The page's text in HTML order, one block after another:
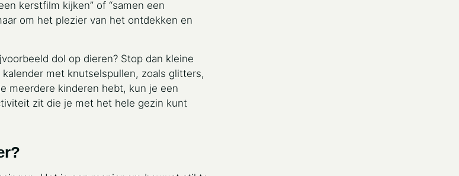
kerstfilm kijken” of “samen een
om het plezier van het ontdekken en
dol op dieren? Stop dan kleine
met knutselspullen, zoals glitters,
meerdere kinderen hebt, kun je een
zit die je met het hele gezin kunt